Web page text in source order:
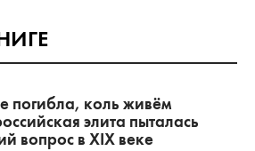
погибла, коль живём
элита пыталась
вопрос в XIX веке